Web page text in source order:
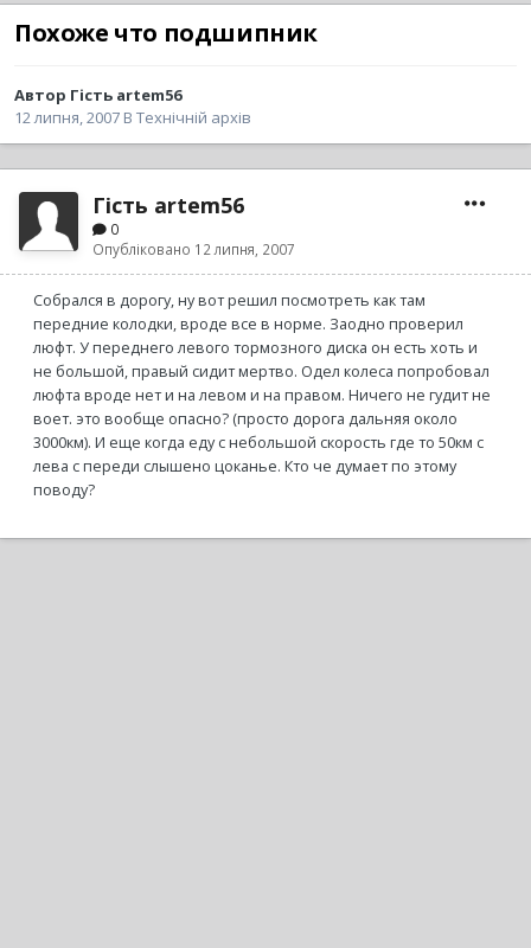
Похоже что подшипник
Автор Гість artem56
12 липня, 2007 В Технічній архів
Гість artem56
0
Опубліковано 12 липня, 2007
Собрался в дорогу, ну вот решил посмотреть как там
передние колодки, вроде все в норме. Заодно проверил
люфт. У переднего левого тормозного диска он есть хоть и
не большой, правый сидит мертво. Одел колеса попробовал
люфта вроде нет и на левом и на правом. Ничего не гудит не
воет. это вообще опасно? (просто дорога дальняя около
3000км). И еще когда еду с небольшой скорость где то 50км с
лева с переди слышено цоканье. Кто че думает по этому
поводу?